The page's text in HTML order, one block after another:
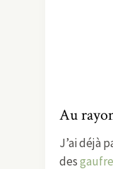
Au
J’ai déjà
des